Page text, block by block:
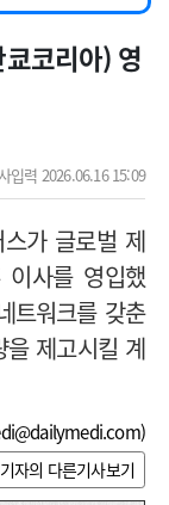
용
코리아) 영
입력 2026.06.16 15:09
가 글로벌 제
이사를 영입했
트워크를 갖춘
제고시킬 계
)
기자의 다른기사보기